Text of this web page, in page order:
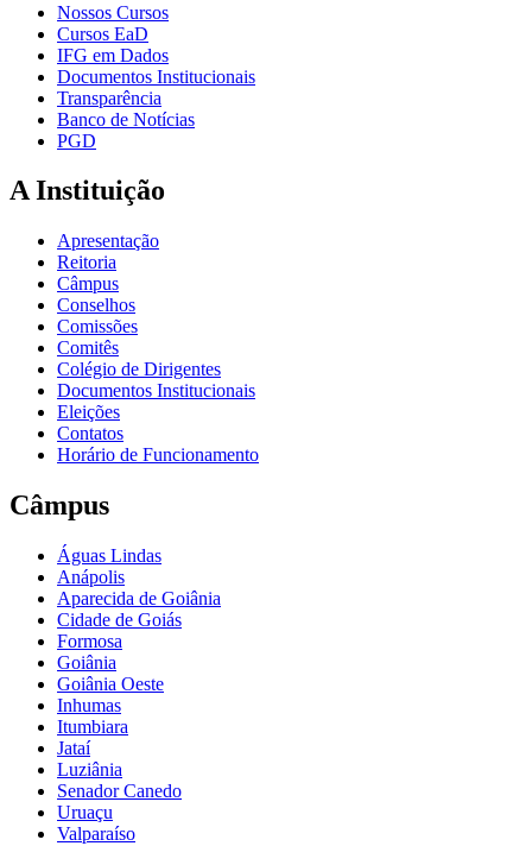
Nossos Cursos
Cursos EaD
IFG em Dados
Documentos Institucionais
Transparência
Banco de Notícias
PGD
A Instituição
Apresentação
Reitoria
Câmpus
Conselhos
Comissões
Comitês
Colégio de Dirigentes
Documentos Institucionais
Eleições
Contatos
Horário de Funcionamento
Câmpus
Águas Lindas
Anápolis
Aparecida de Goiânia
Cidade de Goiás
Formosa
Goiânia
Goiânia Oeste
Inhumas
Itumbiara
Jataí
Luziânia
Senador Canedo
Uruaçu
Valparaíso